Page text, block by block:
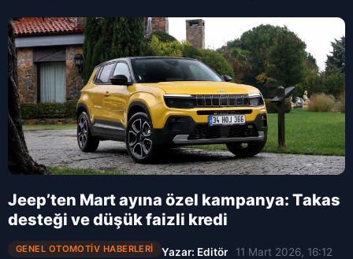
Jeep’ten Mart ayına özel kampanya: Takas
desteği ve düşük faizli kredi
GENEL OTOMOTIV HABERLERI Yazar: Editör
11 Mart 2026, 16:12